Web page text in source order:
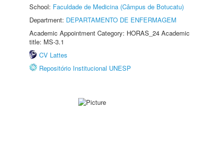
School: Faculdade de Medicina (Câmpus de Botucatu)
Department: DEPARTAMENTO DE ENFERMAGEM
Academic Appointment Category: HORAS_24 Academic
title: MS-3.1
CV Lattes
Repositório Institucional UNESP